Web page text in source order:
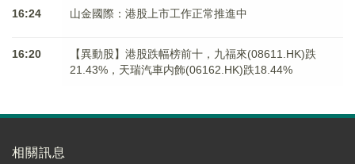
16:24 山金國際：港股上市工作正常推進中
16:20
【異動股】港股跌幅榜前十，九福來(08611.HK)跌
21.43%，天瑞汽車内飾(06162.HK)跌18.44%
相關訊息